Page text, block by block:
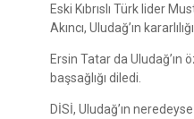
Eski Kıbrıslı Türk lider
Akıncı, Uludağ’ın
Ersin Tatar da Uludağ’ın
başsağlığı diledi.
DİSİ, Uludağ’ın